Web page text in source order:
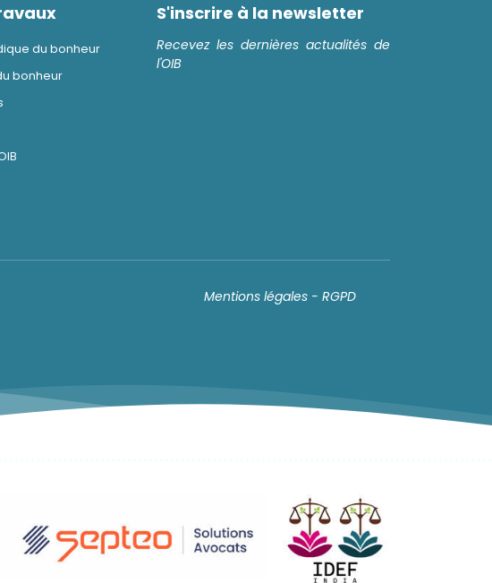
du bonheur
bonheur
S'inscrire à la newsletter
Recevez les dernières actualités de
l'OIB
Mentions légales - RGPD